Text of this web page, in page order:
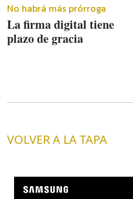
No habrá más prórroga
La firma digital tiene
plazo de gracia
VOLVER A LA TAPA